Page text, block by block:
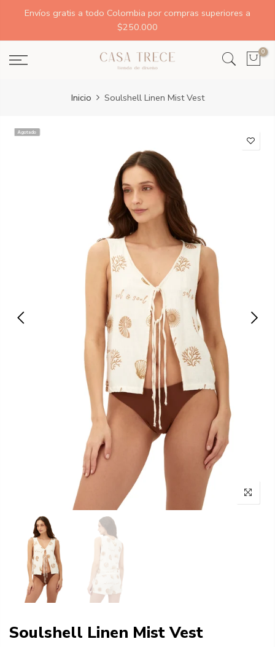
Envíos gratis a todo Colombia por compras superiores a
$250.000
0
Inicio Soulshell Linen Mist Vest
Agotado
Soulshell Linen Mist Vest